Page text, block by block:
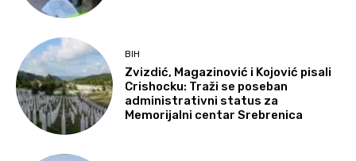
BIH
Zvizdić, Magazinović i Kojović pisali
Crishocku: Traži se poseban
administrativni status za
Memorijalni centar Srebrenica